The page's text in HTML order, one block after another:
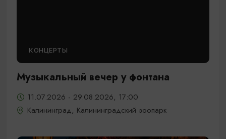
КОНЦЕРТЫ
Музыкальный вечер у фонтана
11.07.2026 - 29.08.2026, 17:00
Калининград, Калининградский зоопарк